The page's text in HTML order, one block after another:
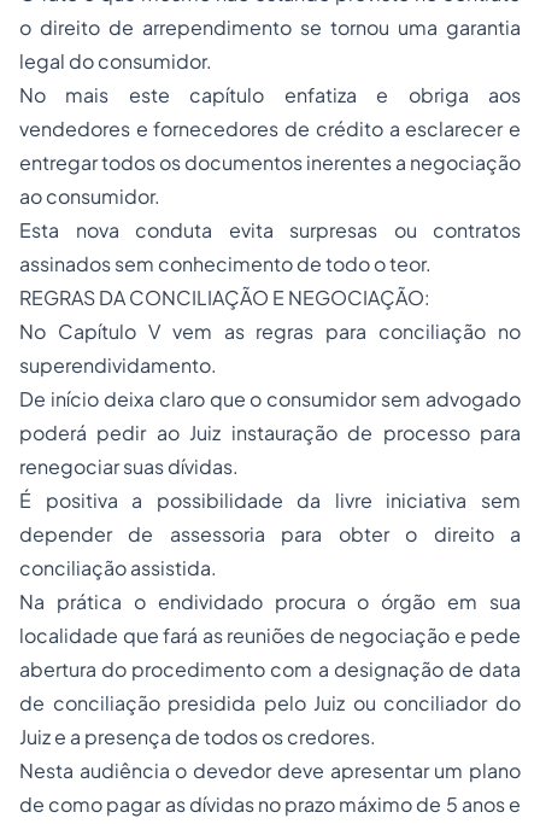
o direito de arrependimento se tornou uma garantia
legal do consumidor.
No mais este capítulo enfatiza e obriga aos
vendedores e fornecedores de crédito a esclarecer e
entregar todos os documentos inerentes a negociação
ao consumidor.
Esta nova conduta evita surpresas ou contratos
assinados sem conhecimento de todo o teor.
REGRAS DA CONCILIAÇÃO E NEGOCIAÇÃO:
No Capítulo V vem as regras para conciliação no
superendividamento.
De início deixa claro que o consumidor sem advogado
poderá pedir ao Juiz instauração de processo para
renegociar suas dívidas.
É positiva a possibilidade da livre iniciativa sem
depender de assessoria para obter o direito a
conciliação assistida.
Na prática o endividado procura o órgão em sua
localidade que fará as reuniões de negociação e pede
abertura do procedimento com a designação de data
de conciliação presidida pelo Juiz ou conciliador do
Juiz e a presença de todos os credores.
Nesta audiência o devedor deve apresentar um plano
de como pagar as dívidas no prazo máximo de 5 anos e